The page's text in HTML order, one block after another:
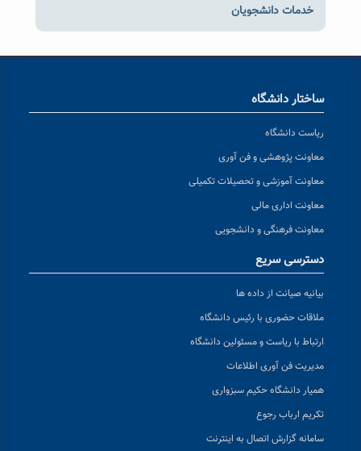
خدمات دانشجویان
ساختار دانشگاه
ریاست دانشگاه
معاونت پژوهشی و فن آوری
معاونت آموزشی و تحصیلات تکمیلی
معاونت اداری مالی
معاونت فرهنگی و دانشجویی
دسترسی سریع
بیانیه صیانت از داده ها
ملاقات حضوری با رئیس دانشگاه
ارتباط با ریاست و مسئولین دانشگاه
مدیریت فن آوری اطلاعات
همیار دانشگاه حکیم سبزواری
تکریم ارباب رجوع
سامانه گزارش اتصال به اینترنت